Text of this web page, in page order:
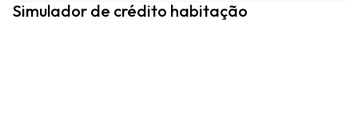
Simulador de crédito habitação